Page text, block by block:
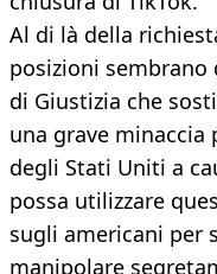
Al di là della
posizioni
di Giustizia che
una grave minaccia
degli Stati Uniti a
possa utilizzare
sugli americani per
manipolare